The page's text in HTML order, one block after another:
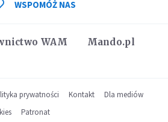
WAM
Mando.pl
WSPOMÓŻ NAS
prywatności Kontakt
Dla mediów
Patronat